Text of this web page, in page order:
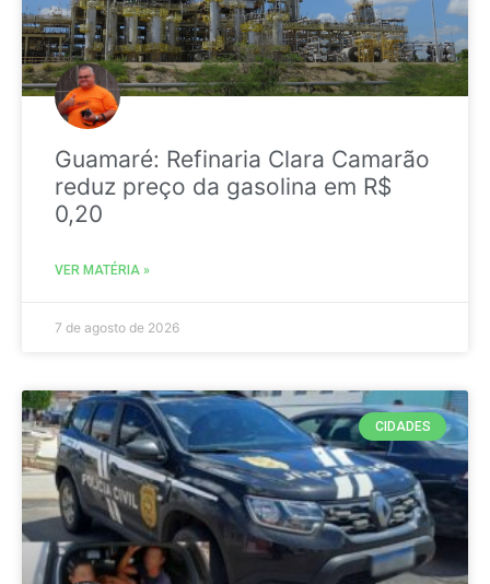
Guamaré: Refinaria Clara Camarão
reduz preço da gasolina em R$
0,20
VER MATÉRIA »
7 de agosto de 2026
CIDADES